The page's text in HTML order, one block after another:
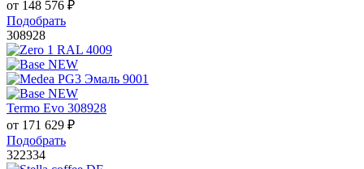
от 148 576 ₽
Подобрать
308928
Termo Evo 308928
от 171 629 ₽
Подобрать
322334